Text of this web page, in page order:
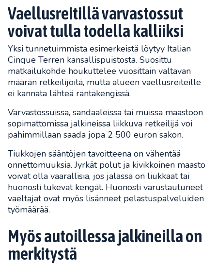
Vaellusreitillä varvastossut
voivat tulla todella kalliiksi
Yksi tunnetuimmista esimerkeistä löytyy Italian
Cinque Terren kansallispuistosta. Suosittu
matkailukohde houkuttelee vuosittain valtavan
määrän retkeilijöitä, mutta alueen vaellusreiteille
ei kannata lähteä rantakengissä.
Varvastossuissa, sandaaleissa tai muissa maastoon
sopimattomissa jalkineissa liikkuva retkeilijä voi
pahimmillaan saada jopa 2 500 euron sakon.
Tiukkojen sääntöjen tavoitteena on vähentää
onnettomuuksia. Jyrkät polut ja kivikkoinen maasto
voivat olla vaarallisia, jos jalassa on liukkaat tai
huonosti tukevat kengät. Huonosti varustautuneet
vaeltajat ovat myös lisänneet pelastuspalveluiden
työmäärää.
Myös autoillessa jalkineilla on
merkitystä